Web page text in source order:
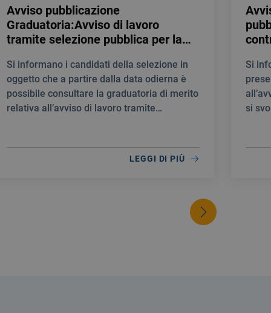
Avviso pubblicazione
Graduatoria:Avviso di lavoro
tramite selezione pubblica per la
merito al fine di individuare
personale idoneo per la stipula di
contratti a tempo determinato
quale INFERMIERE
Si informano i candidati della selezione in
oggetto che a partire dalla data odierna è
possibile consultare la graduatoria di merito
relativa all’avviso di lavoro tramite
personale idoneo per la stipula di contratti a
LEGGI DI PIÙ
E
Si
si